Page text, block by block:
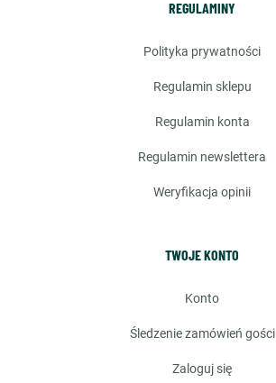
REGULAMINY
polityka prywatności
regulamin sklepu
regulamin konta
regulamin newslettera
weryfikacja opinii
TWOJE KONTO
konto
śledzenie zamówień gości
zaloguj się